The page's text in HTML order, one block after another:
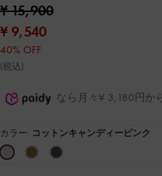
¥ 15,900
¥ 9,540
40% OFF
(税込)
なら月々¥ 3,180円か
カラー: コットンキャンディーピンク